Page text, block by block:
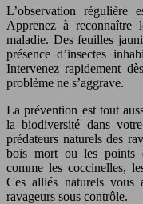
L’observation régulière
Apprenez à reconnaître
maladie. Des feuilles
présence d’insectes
Intervenez rapidement
problème ne s’aggrave.
La prévention est tout
la biodiversité dans
prédateurs naturels des
bois mort ou les points
comme les coccinelles,
Ces alliés naturels vous
ravageurs sous contrôle.